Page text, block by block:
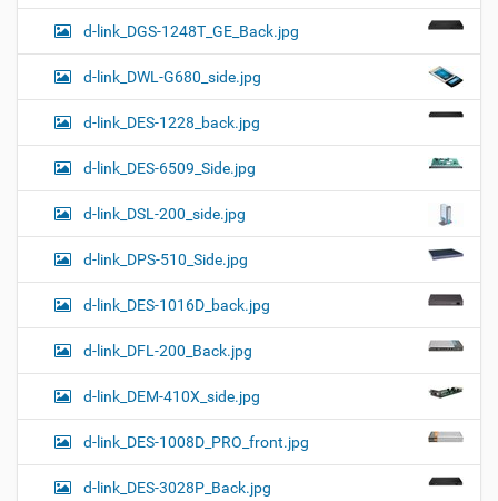
d-link_DGS-1248T_GE_Back.jpg
d-link_DWL-G680_side.jpg
d-link_DES-1228_back.jpg
d-link_DES-6509_Side.jpg
d-link_DSL-200_side.jpg
d-link_DPS-510_Side.jpg
d-link_DES-1016D_back.jpg
d-link_DFL-200_Back.jpg
d-link_DEM-410X_side.jpg
d-link_DES-1008D_PRO_front.jpg
d-link_DES-3028P_Back.jpg